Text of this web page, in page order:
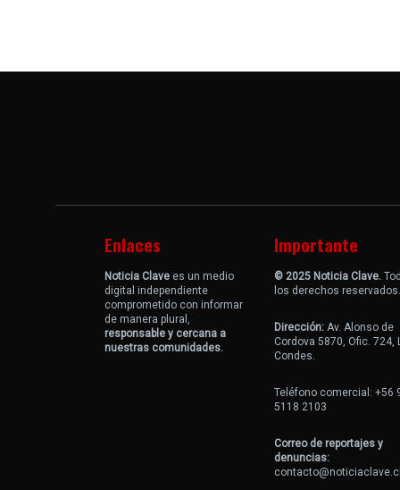
Enlaces
Noticia Clave es un medio
digital independiente
comprometido con informar
de manera plural,
responsable y cercana a
nuestras comunidades.
Importante
© 2025 Noticia Clave.
los derechos reservados.
Dirección: Av. Alonso de
Cordova 5870, Ofic. 724,
Condes.
Teléfono comercial: +56
5118 2103
Correo de reportajes y
denuncias: